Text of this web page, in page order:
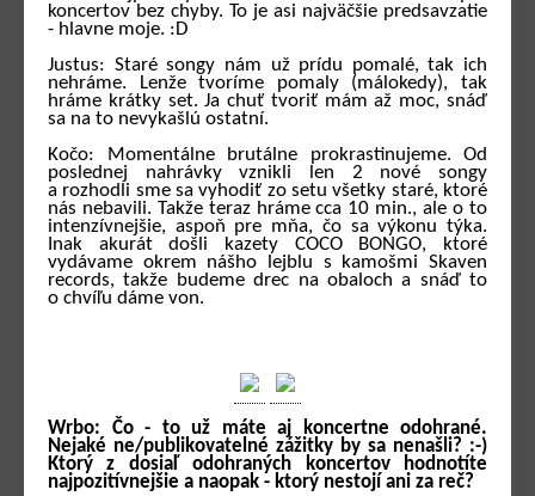
koncertov bez chyby. To je asi najväčšie predsavzatie
- hlavne moje. :D
Justus: Staré songy nám už prídu pomalé, tak ich
nehráme. Lenže tvoríme pomaly (málokedy), tak
hráme krátky set. Ja chuť tvoriť mám až moc, snáď
sa na to nevykašlú ostatní.
Kočo: Momentálne brutálne prokrastinujeme. Od
poslednej nahrávky vznikli len 2 nové songy
a rozhodli sme sa vyhodiť zo setu všetky staré, ktoré
nás nebavili. Takže teraz hráme cca 10 min., ale o to
intenzívnejšie, aspoň pre mňa, čo sa výkonu týka.
Inak akurát došli kazety COCO BONGO, ktoré
vydávame okrem nášho lejblu s kamošmi Skaven
records, takže budeme drec na obaloch a snáď to
o chvíľu dáme von.
Wrbo: Čo - to už máte aj koncertne odohrané.
Nejaké ne/publikovatelné zážitky by sa nenašli? :-)
Ktorý z dosiaľ odohraných koncertov hodnotíte
najpozitívnejšie a naopak - ktorý nestojí ani za reč?